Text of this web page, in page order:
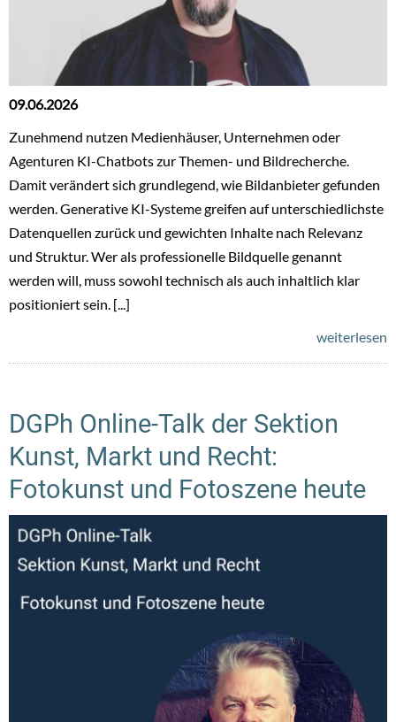
09.06.2026
Zunehmend nutzen Medienhäuser, Unternehmen oder
Agenturen KI-Chatbots zur Themen- und Bildrecherche.
Damit verändert sich grundlegend, wie Bildanbieter gefunden
werden. Generative KI-Systeme greifen auf unterschiedlichste
Datenquellen zurück und gewichten Inhalte nach Relevanz
und Struktur. Wer als professionelle Bildquelle genannt
werden will, muss sowohl technisch als auch inhaltlich klar
positioniert sein. [...]
weiterlesen
DGPh Online-Talk der Sektion
Kunst, Markt und Recht:
Fotokunst und Fotoszene heute